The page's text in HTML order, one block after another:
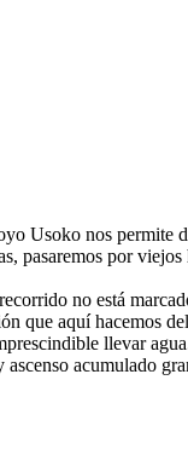
Usoko nos permite
pasaremos por
no está
que aquí hacemos
llevar
acumulado